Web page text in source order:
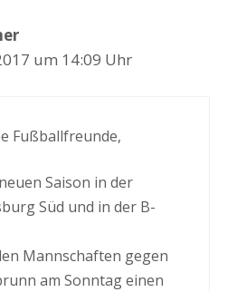
um 14:09 Uhr
Fußballfreunde,
Saison in der
Süd und in der B-
Mannschaften gegen
am Sonntag einen